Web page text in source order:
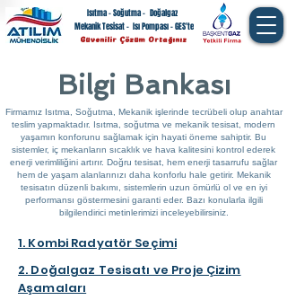
Isıtma - Soğutma - Doğalgaz
Isı Pompası -
Mekanik Tesisat - GES'te
Güvenilir Çözüm Ortağınız
Bilgi Bankası
Firmamız Isıtma, Soğutma, Mekanik işlerinde tecrübeli olup anahtar
teslim yapmaktadır. Isıtma, soğutma ve mekanik tesisat, modern
yaşamın konforunu sağlamak için hayati öneme sahiptir. Bu
sistemler, iç mekanların sıcaklık ve hava kalitesini kontrol ederek
enerji verimliliğini artırır. Doğru tesisat, hem enerji tasarrufu sağlar
hem de yaşam alanlarınızı daha konforlu hale getirir. Mekanik
tesisatın düzenli bakımı, sistemlerin uzun ömürlü ol ve en iyi
performansı göstermesini garanti eder. Bazı konularla ilgili
bilgilendirici metinlerimizi inceleyebilirsiniz.
1. Kombi Radyatör Seçimi
2. Doğalgaz Tesisatı ve Proje Çizim
Aşamaları